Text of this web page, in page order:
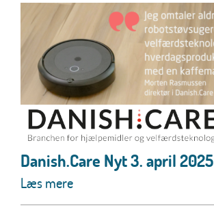
Danish.Care Nyt 3. april 2025
Læs mere